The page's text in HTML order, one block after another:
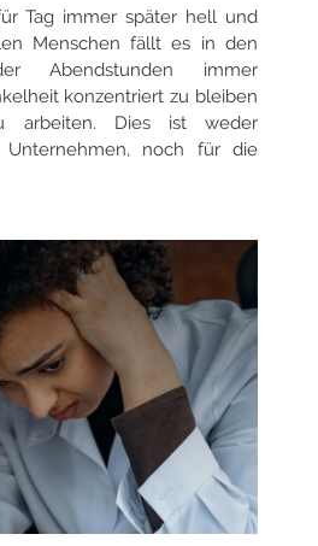
Tag immer später hell und
Menschen fällt es in den
Abendstunden immer
konzentriert zu bleiben
arbeiten. Dies ist weder
noch für die